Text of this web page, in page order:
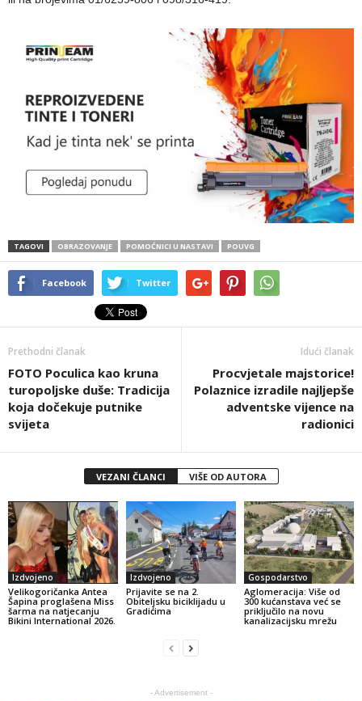
TAGOVI OBRAZOVANJE POMOĆNICI U NASTAVI POUVG
Facebook Twitter
Prethodni članak
FOTO Poculica kao kruna
turopoljske duše: Tradicija
koja dočekuje putnike
svijeta
Idući članak
Procvjetale majstorice!
Polaznice izradile najljepše
adventske vijence na
radionici
VEZANI ČLANCI VIŠE OD AUTORA
Izdvojeno
Velikogoričanka Antea
Šapina proglašena Miss
šarma na natjecanju
Bikini International 2026.
Izdvojeno
Prijavite se na 2.
Obiteljsku biciklijadu u
Gradićima
Gospodarstvo
Aglomeracija: Više od
300 kućanstava već se
priključilo na novu
kanalizacijsku mrežu
- Advertisement -